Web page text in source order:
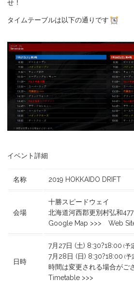
せ！
タイムテーブルは以下の通りです
イベント詳細
名称 2019 HOKKAIDO DRIFT
会場
十勝スピードウェイ
北海道河西郡更別村弘和477
Google Map >>>
Web
日時
7月27日 (土) 8:30?18:00 (予
7月28日 (日) 8:30?18:00 (予
時間は変更される場合がご
Timetable >>>